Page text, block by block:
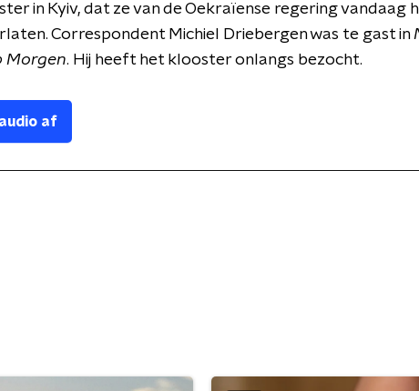
in Kyiv, dat ze van de Oekraïense regering vandaag
Correspondent Michiel Driebergen was te gast in
Morgen. Hij heeft het klooster onlangs bezocht.
af